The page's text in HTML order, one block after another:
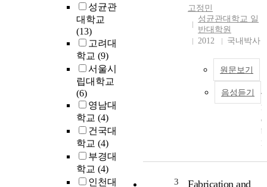
성균관
대학교
(13)
고려대
학교 (9)
서울시
립대학교
(6)
영남대
학교 (4)
건국대
학교 (4)
부경대
학교 (4)
인천대
y
고정민
성균관대학교 일
반대학원
2012
국내박사
원문보기
음성듣기
T
h
e
b
l
3
Fabrication and